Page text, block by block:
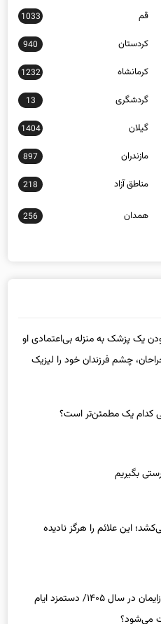
قم 1033
کردستان 940
کرمانشاه 1232
گردشگری 13
گیلان 1404
مازندران 897
مناطق آزاد 218
همدان 256
یک پزشک به منزله بی‌اعتمادی او
چشم فرزندان خود را لیزیک
کدام یک مطمئن‌تر است؟‌
بگیریم
این علائم را هرگز نادیده
اعلام شرایط مرخصی زایمان در سال ۱۴۰۵/ دستمزد ایام
می‌شود؟